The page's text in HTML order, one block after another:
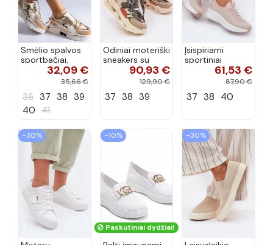
Smėlio spalvos
sportbačiai,
dekoruoti Valdez
cirkonio virvele
32,09 €
35,66 €
36 37 38 39
40 41
Odiniai moteriški
sneakers su
platforma D&A
CR61-3133
90,93 €
129,90 €
37 38 39
Įsispiriami
sportiniai
bateliai Kobbo
102425 smėlio
61,53 €
87,90 €
37 38 40
−30% −10%
Paskutiniai dydžiai!
−30%